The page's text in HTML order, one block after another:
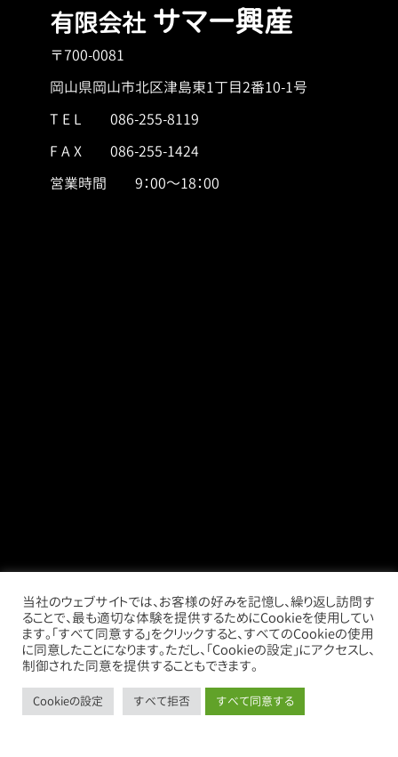
有限会社サマー興産
〒700-0081
岡山県岡山市北区津島東1丁目2番10-1号
T E L 086-255-8119
F A X 086-255-1424
営業時間 9：00～18：00
call mail store
当社のウェブサイトでは、お客様の好みを記憶し、繰り返し訪問す
ることで、最も適切な体験を提供するためにCookieを使用してい
ます。「すべて同意する」をクリックすると、すべてのCookieの使用
に同意したことになります。ただし、「Cookieの設定」にアクセスし、
制御された同意を提供することもできます。
Cookieの設定 すべて拒否 すべて同意する